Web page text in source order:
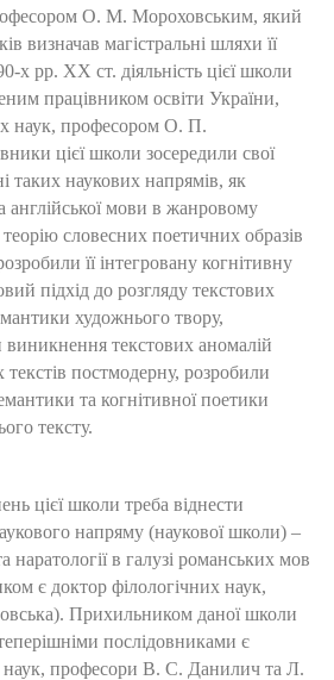
О. М. Мороховським, який
визначав магістральні шляхи її
х рр. ХХ ст. діяльність цієї школи
працівником освіти України,
наук, професором О. П.
цієї школи зосередили свої
таких наукових напрямів, як
англійської мови в жанровому
словесних поетичних образів
її інтегровану когнітивну
підхід до розгляду текстових
художнього твору,
текстових аномалій
постмодерну, розробили
та когнітивної поетики
тексту.
цієї школи треба віднести
напряму (наукової школи) –
наратології в галузі романських мов
є доктор філологічних наук,
Прихильником даної школи
послідовниками є
наук, професори В. С. Данилич та Л.